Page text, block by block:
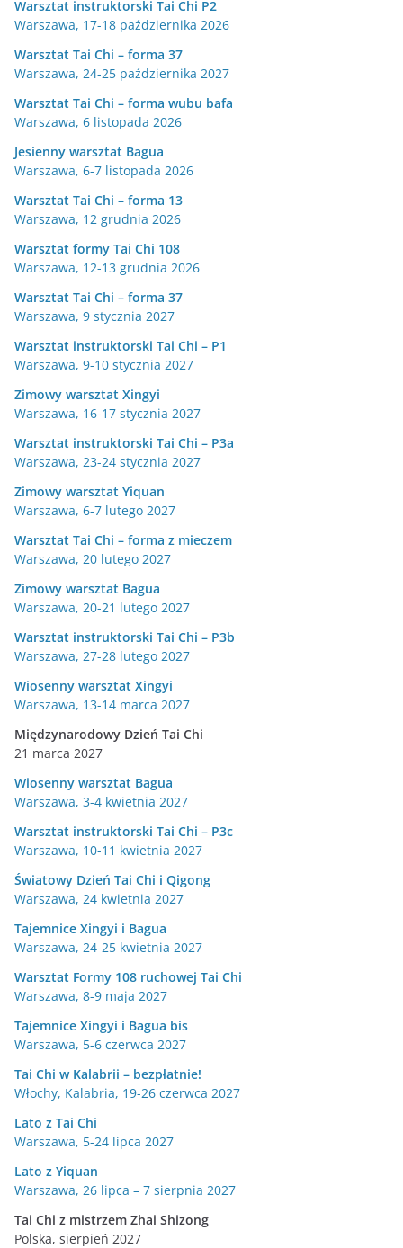
Warsztat instruktorski Tai Chi P2
Warszawa, 17-18 października 2026
Warsztat Tai Chi – forma 37
Warszawa, 24-25 października 2027
Warsztat Tai Chi – forma wubu bafa
Warszawa, 6 listopada 2026
Jesienny warsztat Bagua
Warszawa, 6-7 listopada 2026
Warsztat Tai Chi – forma 13
Warszawa, 12 grudnia 2026
Warsztat formy Tai Chi 108
Warszawa, 12-13 grudnia 2026
Warsztat Tai Chi – forma 37
Warszawa, 9 stycznia 2027
Warsztat instruktorski Tai Chi – P1
Warszawa, 9-10 stycznia 2027
Zimowy warsztat Xingyi
Warszawa, 16-17 stycznia 2027
Warsztat instruktorski Tai Chi – P3a
Warszawa, 23-24 stycznia 2027
Zimowy warsztat Yiquan
Warszawa, 6-7 lutego 2027
Warsztat Tai Chi – forma z mieczem
Warszawa, 20 lutego 2027
Zimowy warsztat Bagua
Warszawa, 20-21 lutego 2027
Warsztat instruktorski Tai Chi – P3b
Warszawa, 27-28 lutego 2027
Wiosenny warsztat Xingyi
Warszawa, 13-14 marca 2027
Międzynarodowy Dzień Tai Chi
21 marca 2027
Wiosenny warsztat Bagua
Warszawa, 3-4 kwietnia 2027
Warsztat instruktorski Tai Chi – P3c
Warszawa, 10-11 kwietnia 2027
Światowy Dzień Tai Chi i Qigong
Warszawa, 24 kwietnia 2027
Tajemnice Xingyi i Bagua
Warszawa, 24-25 kwietnia 2027
Warsztat Formy 108 ruchowej Tai Chi
Warszawa, 8-9 maja 2027
Tajemnice Xingyi i Bagua bis
Warszawa, 5-6 czerwca 2027
Tai Chi w Kalabrii – bezpłatnie!
Włochy, Kalabria, 19-26 czerwca 2027
Lato z Tai Chi
Warszawa, 5-24 lipca 2027
Lato z Yiquan
Warszawa, 26 lipca – 7 sierpnia 2027
Tai Chi z mistrzem Zhai Shizong
Polska, sierpień 2027